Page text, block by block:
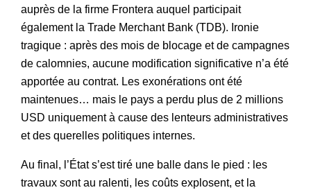
auprès de la firme Frontera auquel participait
également la Trade Merchant Bank (TDB). Ironie
tragique : après des mois de blocage et de campagnes
de calomnies, aucune modification significative n’a été
apportée au contrat. Les exonérations ont été
maintenues… mais le pays a perdu plus de 2 millions
USD uniquement à cause des lenteurs administratives
et des querelles politiques internes.
Au final, l’État s’est tiré une balle dans le pied : les
travaux sont au ralenti, les coûts explosent, et la